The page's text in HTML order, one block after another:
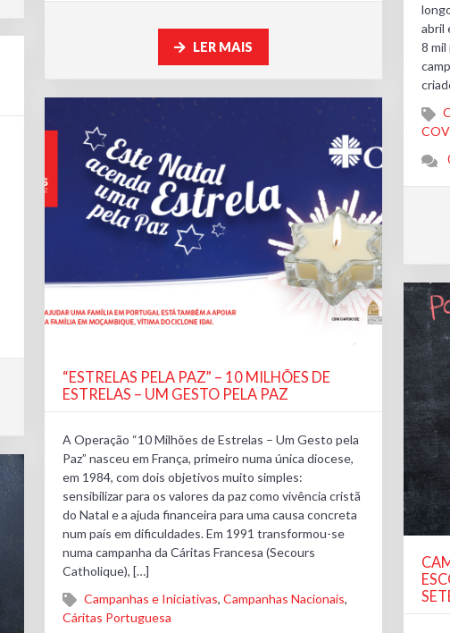
abril
8
LER MAIS
“ESTRELAS PELA PAZ” – 10 MILHÕES DE
ESTRELAS – UM GESTO PELA PAZ
A Operação “10 Milhões de Estrelas – Um Gesto pela
Paz” nasceu em França, primeiro numa única diocese,
em 1984, com dois objetivos muito simples:
sensibilizar para os valores da paz como vivência cristã
do Natal e a ajuda financeira para uma causa concreta
num país em dificuldades. Em 1991 transformou-se
numa campanha da Cáritas Francesa (Secours
Catholique), […]
Campanhas e Iniciativas,Campanhas Nacionais,
Cáritas Portuguesa